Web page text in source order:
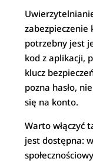
zabezpieczenie
potrzebny jest
kod z aplikacji,
klucz
pozna hasło,
się na konto.
Warto włączyć
jest dostępna: